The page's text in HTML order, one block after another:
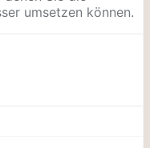
umsetzen können.